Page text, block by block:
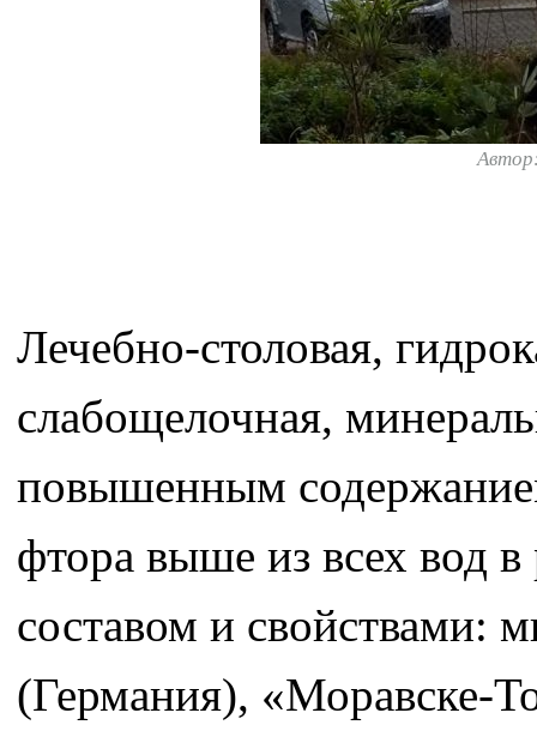
Лечебно-столовая,
слабощелочная,
повышенным
фтора выше из всех вод
составом и свойствами:
(Германия), «Моравске-